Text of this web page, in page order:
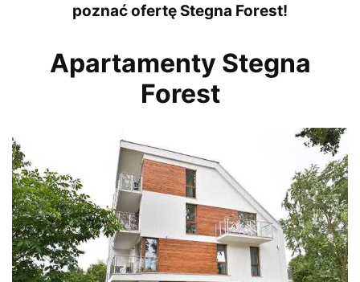
poznaćofertę Stegna Forest!
Apartamenty Stegna
Forest